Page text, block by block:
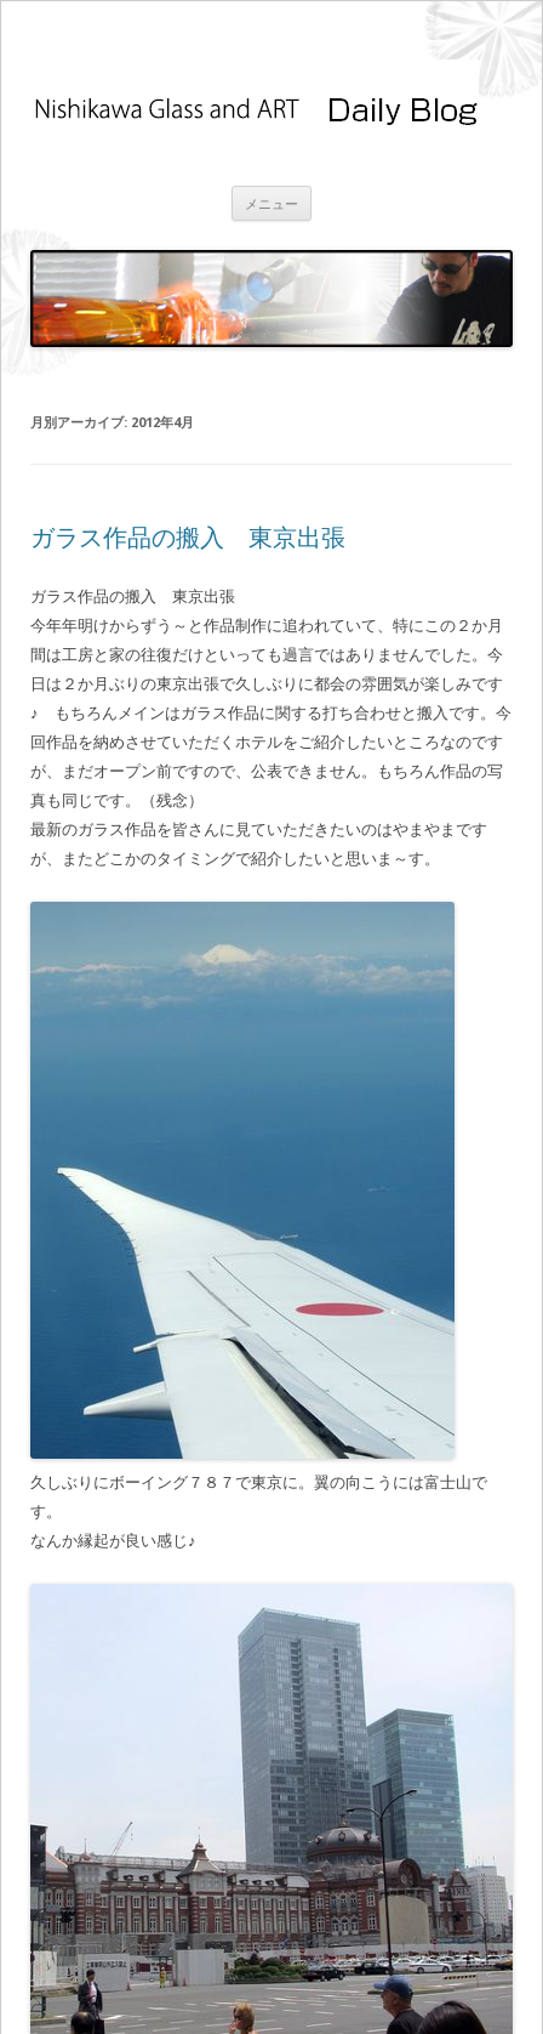
メニュー
ン
ツ
プ
月別アーカイブ: 2012年4月
ガラス作品の搬入 東京出張
ガラス作品の搬入 東京出張
今年年明けからずう～と作品制作に追われていて、特にこの２か月
間は工房と家の往復だけといっても過言ではありませんでした。今
日は２か月ぶりの東京出張で久しぶりに都会の雰囲気が楽しみです
♪ もちろんメインはガラス作品に関する打ち合わせと搬入です。今
回作品を納めさせていただくホテルをご紹介したいところなのです
が、まだオープン前ですので、公表できません。もちろん作品の写
真も同じです。（残念）
最新のガラス作品を皆さんに見ていただきたいのはやまやまです
が、またどこかのタイミングで紹介したいと思いま～す。
久しぶりにボーイング７８７で東京に。翼の向こうには富士山で
す。
なんか縁起が良い感じ♪